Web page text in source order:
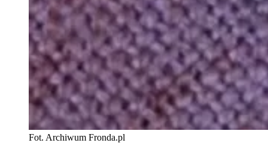
Fot. Archiwum Fronda.pl